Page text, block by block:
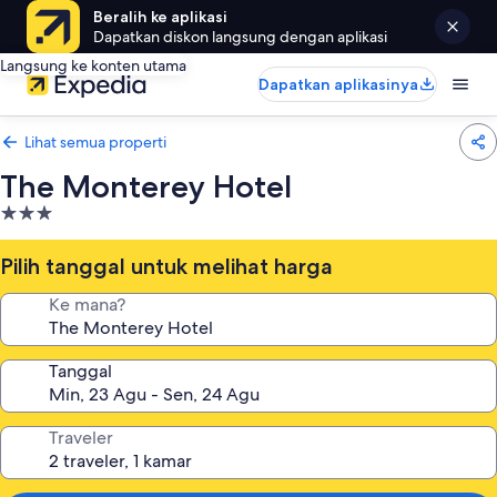
Beralih ke aplikasi
Dapatkan diskon langsung dengan aplikasi
Langsung ke konten utama
Dapatkan aplikasinya
Lihat semua properti
The Monterey Hotel
Properti
bintang
3.0
Pilih tanggal untuk melihat harga
Ke mana?
Tanggal
Traveler